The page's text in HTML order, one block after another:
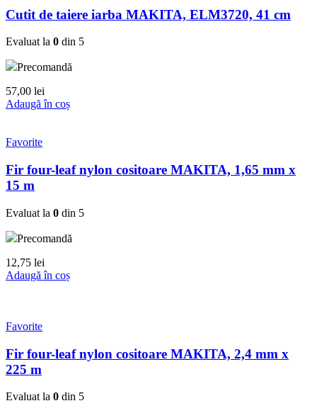
Cutit de taiere iarba MAKITA, ELM3720, 41 cm
Evaluat la 0 din 5
Precomandă
57,00 lei
Adaugă în coș
Favorite
Fir four-leaf nylon cositoare MAKITA, 1,65 mm x
15 m
Evaluat la 0 din 5
Precomandă
12,75 lei
Adaugă în coș
Favorite
Fir four-leaf nylon cositoare MAKITA, 2,4 mm x
225 m
Evaluat la 0 din 5